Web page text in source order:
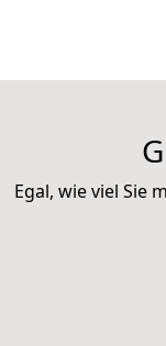
Egal, wie viel Sie